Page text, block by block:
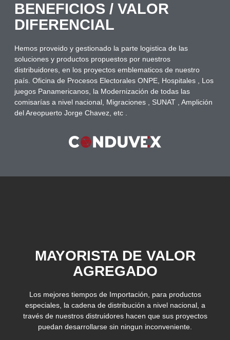
BENEFICIOS / VALOR
DIFERENCIAL
Hemos proveido y gestionado la parte logistica de las
soluciones y productos propuestos por nuestros
distribuidores, en los proyectos emblematicos de nuestro
país. Oficina de Procesos Electorales ONPE, Hospitales , Los
juegos Panamericanos, la Modernización de todas las
comisarías a nivel nacional, Migraciones , SUNAT , Amplición
del Areopuerto Jorge Chavez, etc .
MAYORISTA DE VALOR
AGREGADO
Los mejores tiempos de Importación, para productos
especiales, la cadena de distribución a nivel nacional, a
través de nuestros distruidores hacen que sus proyectos
puedan desarrollarse sin ningun inconveniente.